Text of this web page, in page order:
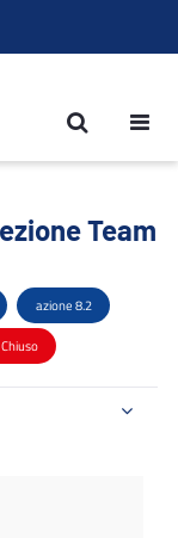
Team
azione 8.2
Chiuso